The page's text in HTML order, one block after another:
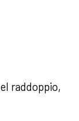
raddoppio,